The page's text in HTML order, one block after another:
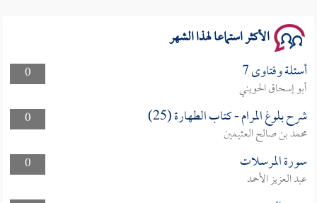
الأكثر استماعا لهذا الشهر
0 أسئلة وفتاوى 7
أبو إسحاق الحويني
0
شرح بلوغ المرام - كتاب الطهارة (25)
محمد بن صالح العثيمين
0
سورة المرسلات
عبد العزيز الأحمد